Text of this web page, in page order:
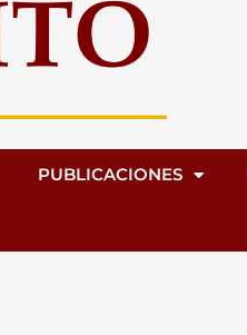
PUBLICACIONES